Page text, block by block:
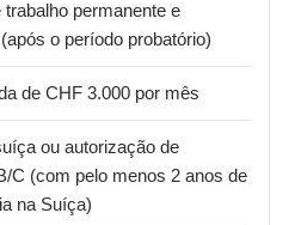
trabalho permanente e
o período probatório)
de CHF 3.000 por mês
ou autorização de
C (com pelo menos 2 anos de
na Suíça)